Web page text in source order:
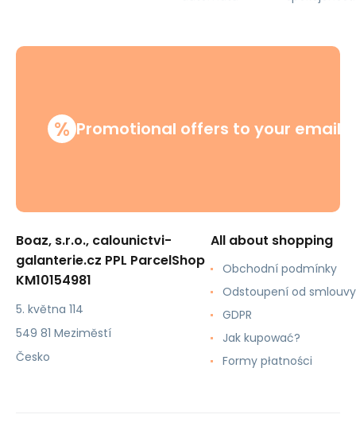
% Promotional offers to your email
Boaz, s.r.o., calounictvi-
galanterie.cz PPL ParcelShop
KM10154981
5. května 114
549 81 Meziměstí
Česko
All about shopping
Obchodní podmínky
Odstoupení od smlouvy
GDPR
Jak kupować?
Formy płatności